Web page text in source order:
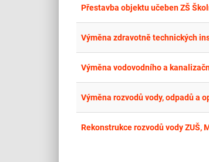
Přestavba objektu učeben ZŠ
Výměna zdravotně technických
Výměna vodovodního a
Výměna rozvodů vody, odpadů a
Rekonstrukce rozvodů vody ZUŠ,